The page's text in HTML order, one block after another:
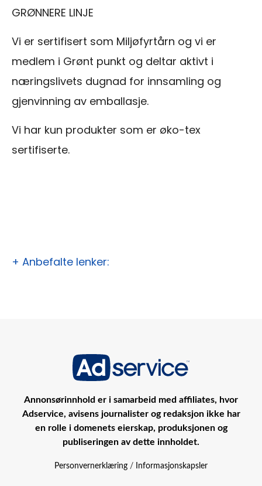
GRØNNERE LINJE
Vi er sertifisert som Miljøfyrtårn og vi er
medlem i Grønt punkt og deltar aktivt i
næringslivets dugnad for innsamling og
gjenvinning av emballasje.
Vi har kun produkter som er øko-tex
sertifiserte.
+ Anbefalte lenker:
Annonsørinnhold er i samarbeid med affiliates, hvor
Adservice, avisens journalister og redaksjon ikke har
en rolle i domenets eierskap, produksjonen og
publiseringen av dette innholdet.
Personvernerklæring / Informasjonskapsler